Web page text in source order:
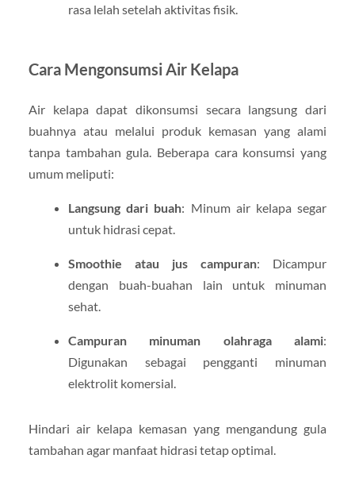
rasa lelah setelah aktivitas fisik.
Cara Mengonsumsi Air Kelapa
Air kelapa dapat dikonsumsi secara langsung dari
buahnya atau melalui produk kemasan yang alami
tanpa tambahan gula. Beberapa cara konsumsi yang
umum meliputi:
Langsung dari buah: Minum air kelapa segar
untuk hidrasi cepat.
Smoothie atau jus campuran: Dicampur
dengan buah-buahan lain untuk minuman
sehat.
Campuran minuman olahraga alami:
Digunakan sebagai pengganti minuman
elektrolit komersial.
Hindari air kelapa kemasan yang mengandung gula
tambahan agar manfaat hidrasi tetap optimal.